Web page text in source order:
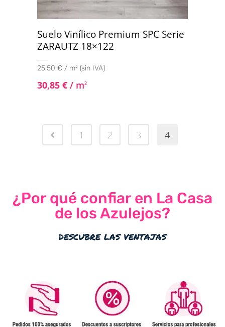
Suelo Vinílico Premium SPC Serie
ZARAUTZ 18×122
25,50 € / m² (sin IVA)
30,85 € / m2
1 2 3 4
¿Por qué confiar en La Casa
de los Azulejos?
descubre las ventajas